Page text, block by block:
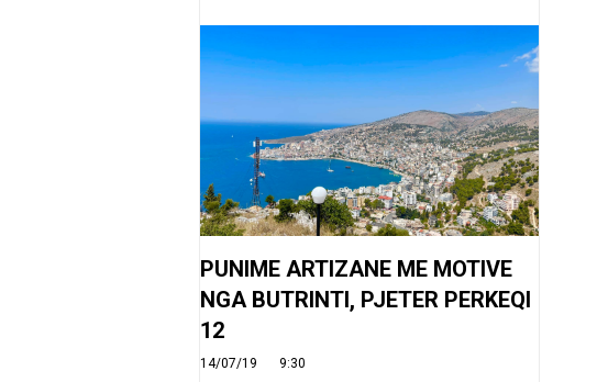
PUNIME ARTIZANE ME MOTIVE
NGA BUTRINTI, PJETER PERKEQI
12
14/07/19 9:30